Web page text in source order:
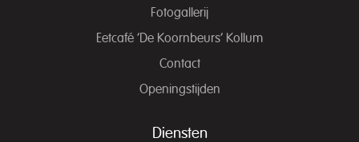
Fotogallerij
Eetcafé ‘De Koornbeurs’ Kollum
Contact
Openingstijden
Diensten